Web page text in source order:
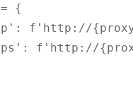
{
f'http://
f'http://